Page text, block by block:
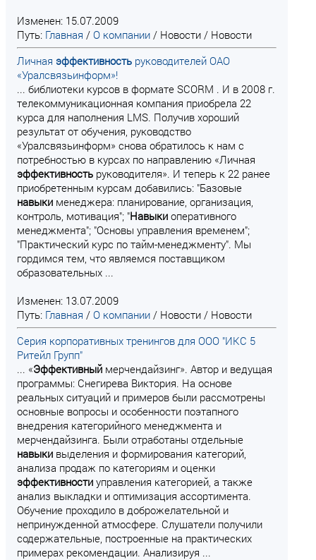
Изменен: 15.07.2009
Путь: Главная / О компании / Новости / Новости
Личная эффективность руководителей ОАО
«Уралсвязьинформ»!
... библиотеки курсов в формате SCORM . И в 2008 г.
телекоммуникационная компания приобрела 22
курса для наполнения LMS. Получив хороший
результат от обучения, руководство
«Уралсвязьинформ» снова обратилось к нам с
потребностью в курсах по направлению «Личная
эффективность руководителя». И теперь к 22 ранее
приобретенным курсам добавились: "Базовые
навыки менеджера: планирование, организация,
контроль, мотивация"; "Навыки оперативного
менеджмента"; "Основы управления временем";
"Практический курс по тайм-менеджменту". Мы
гордимся тем, что являемся поставщиком
образовательных ...
Изменен: 13.07.2009
Путь: Главная / О компании / Новости / Новости
Серия корпоративных тренингов для ООО "ИКС 5
Ритейл Групп"
... «Эффективный мерчендайзинг». Автор и ведущая
программы: Снегирева Виктория. На основе
реальных ситуаций и примеров были рассмотрены
основные вопросы и особенности поэтапного
внедрения категорийного менеджмента и
мерчендайзинга. Были отработаны отдельные
навыки выделения и формирования категорий,
анализа продаж по категориям и оценки
эффективности управления категорией, а также
анализ выкладки и оптимизация ассортимента.
Обучение проходило в доброжелательной и
непринужденной атмосфере. Слушатели получили
содержательные, построенные на практических
примерах рекомендации. Анализируя ...